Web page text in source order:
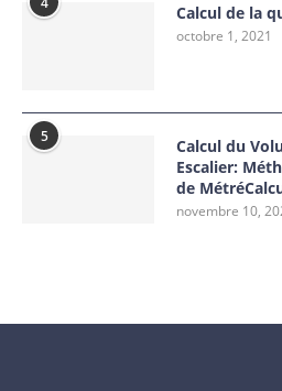
Calcul de la
octobre 1, 2021
5
Calcul du
Escalier:
de
novembre 10,